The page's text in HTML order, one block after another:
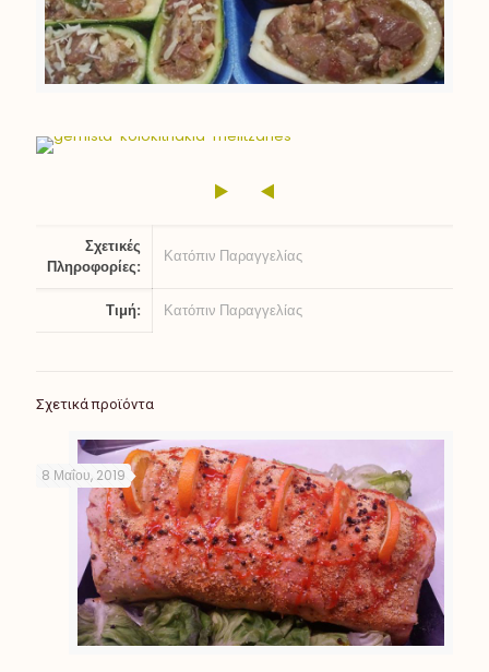
Σχετικές
Πληροφορίες:
Κατόπιν Παραγγελίας
Τιμή: Κατόπιν Παραγγελίας
Σχετικά προϊόντα
8 Μαΐου, 2019